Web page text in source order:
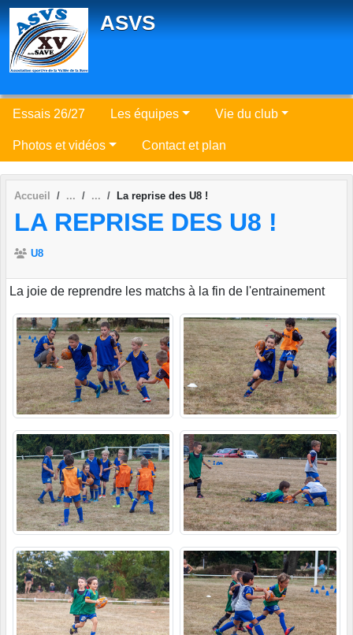
ASVS
Essais 26/27 Les équipes Vie du club
Photos et vidéos Contact et plan
Accueil La reprise des U8 !
LA REPRISE DES U8 !
U8
La joie de reprendre les matchs à la fin de l'entrainement
Panneau de gestion des cookies